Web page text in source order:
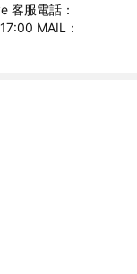
客服電話：
MAIL：